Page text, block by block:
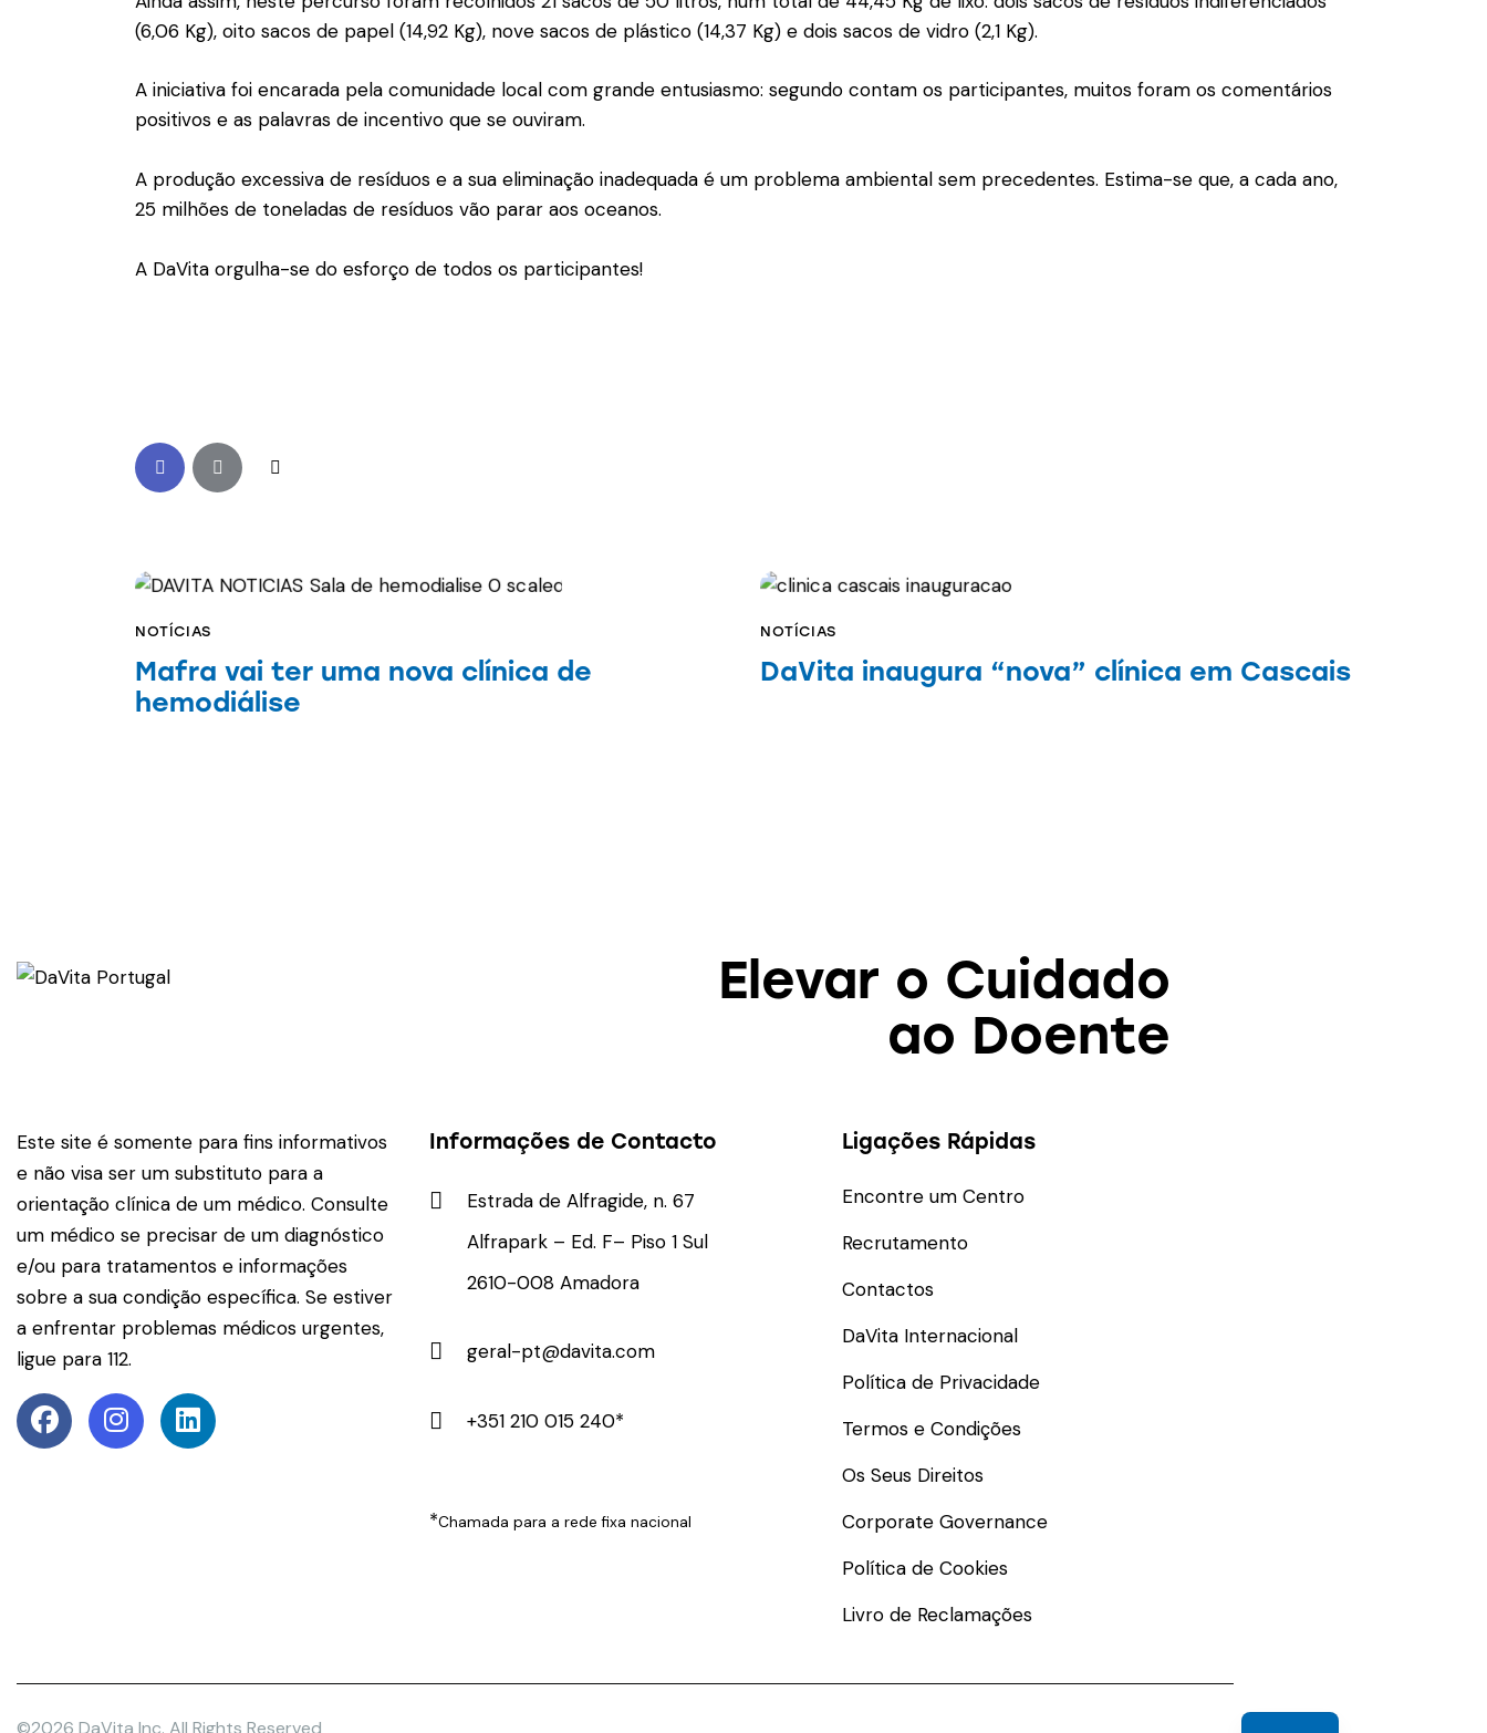
(6,06 Kg), oito sacos de papel (14,92 Kg), nove sacos de plástico (14,37 Kg) e dois sacos de vidro (2,1 Kg).
A iniciativa foi encarada pela comunidade local com grande entusiasmo: segundo contam os participantes, muitos foram os comentários
positivos e as palavras de incentivo que se ouviram.
A produção excessiva de resíduos e a sua eliminação inadequada é um problema ambiental sem precedentes. Estima-se que, a cada ano,
25 milhões de toneladas de resíduos vão parar aos oceanos.
A DaVita orgulha-se do esforço de todos os participantes!
NOTÍCIAS
Mafra vai ter uma nova clínica de
hemodiálise
NOTÍCIAS
DaVita inaugura “nova” clínica em Cascais
Elevar o Cuidado
ao Doente
Este site é somente para fins informativos
e não visa ser um substituto para a
orientação clínica de um médico. Consulte
um médico se precisar de um diagnóstico
e/ou para tratamentos e informações
sobre a sua condição específica. Se estiver
a enfrentar problemas médicos urgentes,
ligue para 112.
Informações de Contacto
Estrada de Alfragide, n. 67
Alfrapark – Ed. F– Piso 1 Sul
2610-008 Amadora
geral-pt@davita.com
+351 210 015 240*
*Chamada para a rede fixa nacional
Ligações Rápidas
Encontre um Centro
Recrutamento
Contactos
DaVita Internacional
Política de Privacidade
Termos e Condições
Os Seus Direitos
Corporate Governance
Política de Cookies
Livro de Reclamações
©2026 DaVita Inc. All Rights Reserved